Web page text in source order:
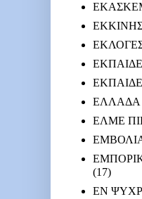
ΕΛΛΑΔΑ
ΕΛΜΕ
(17)
ΕΝ